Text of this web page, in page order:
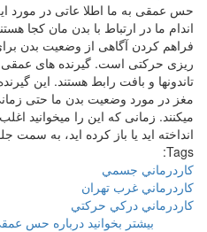
حس عمقی به ما اطلا عاتی در مورد
اندام ما در ارتباط با بدن مان
فراهم کردن آگاهی از وضعیت بدن
ریزی حرکتی است. گیرنده های عمقی
تاندونها و بافت رابط هستند. این
مغز در مورد وضعیت بدن ما حتی
میکنند. زمانی که این را میخوانید
انداخته اید یا باز کرده اید، به سمت
Tags:
كاردرماني جسمي
كاردرماني غرب تهران
كاردرماني دركي حركتي
بیشتر بخوانید درباره حس